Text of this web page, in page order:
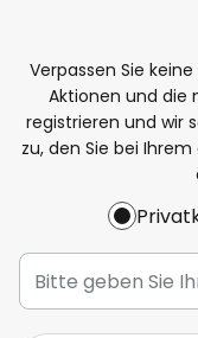
Verpassen Sie
Aktionen und die
registrieren und wir
zu, den Sie bei